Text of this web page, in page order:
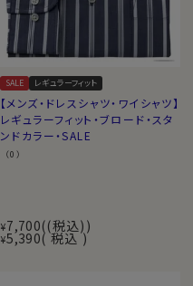
SALE レギュラーフィット
【メンズ・ドレスシャツ・ワイシャツ】
レギュラーフィット・ブロード・スタ
ンドカラー・SALE
（0）
¥7,700 (税込)
¥5,390 税込